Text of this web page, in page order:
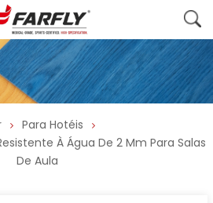
Para Hotéis
À Água De 2 Mm Para Salas
De Aula